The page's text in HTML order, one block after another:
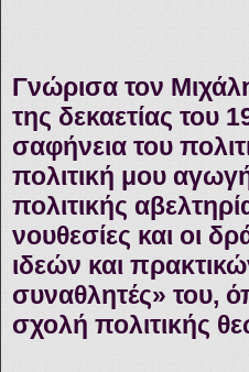
Γνώρισα τον
της δεκαετίας του
σαφήνεια του
πολιτική μου
πολιτικής
νουθεσίες και οι
ιδεών και
συναθλητές» του,
σχολή πολιτικής